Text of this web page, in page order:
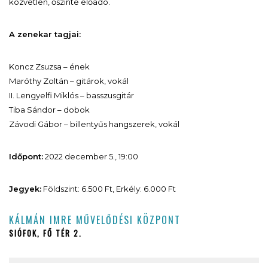
A zenekar tagjai:
Koncz Zsuzsa – ének
Maróthy Zoltán – gitárok, vokál
II. Lengyelfi Miklós – basszusgitár
Tiba Sándor – dobok
Závodi Gábor – billentyűs hangszerek, vokál
Időpont:2022 december 5., 19:00
Jegyek: Földszint: 6.500 Ft, Erkély: 6.000 Ft
KÁLMÁN IMRE MŰVELŐDÉSI KÖZPONT
SIÓFOK, FŐ TÉR 2.